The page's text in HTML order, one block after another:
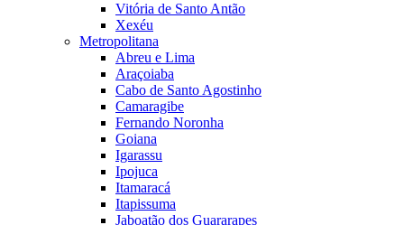
Vitória de Santo Antão
Xexéu
Metropolitana
Abreu e Lima
Araçoiaba
Cabo de Santo Agostinho
Camaragibe
Fernando Noronha
Goiana
Igarassu
Ipojuca
Itamaracá
Itapissuma
Jaboatão dos Guararapes